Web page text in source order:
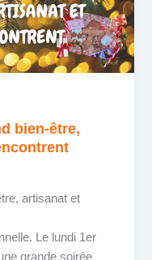
bien-être,
artisanat et
Le lundi 1er
grande soirée